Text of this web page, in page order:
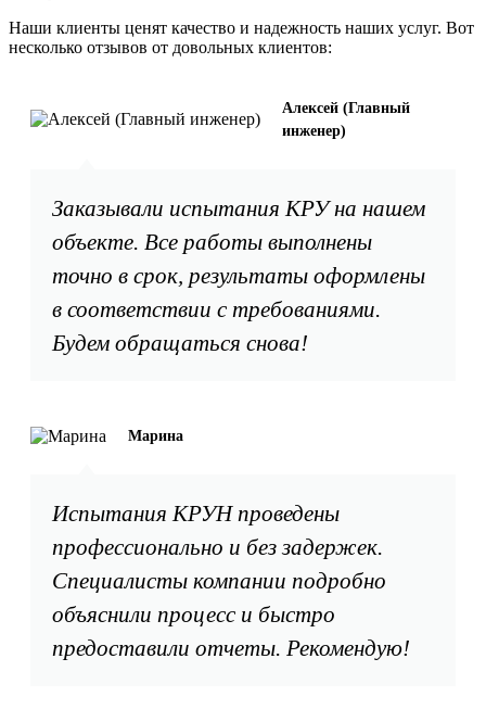
Наши клиенты ценят качество и надежность наших услуг. Вот
несколько отзывов от довольных клиентов:
Заказывали испытания КРУ на нашем
объекте. Все работы выполнены
точно в срок, результаты оформлены
в соответствии с требованиями.
Будем обращаться снова!
Алексей (Главный
инженер)
Испытания КРУН проведены
профессионально и без задержек.
Специалисты компании подробно
объяснили процесс и быстро
предоставили отчеты. Рекомендую!
Марина